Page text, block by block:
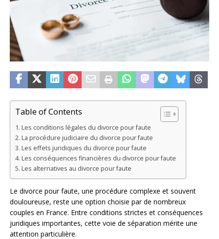
Table of Contents
Les conditions légales du divorce pour faute
La procédure judiciaire du divorce pour faute
Les effets juridiques du divorce pour faute
Les conséquences financières du divorce pour faute
Les alternatives au divorce pour faute
Le divorce pour faute, une procédure complexe et souvent
douloureuse, reste une option choisie par de nombreux
couples en France. Entre conditions strictes et conséquences
juridiques importantes, cette voie de séparation mérite une
attention particulière.